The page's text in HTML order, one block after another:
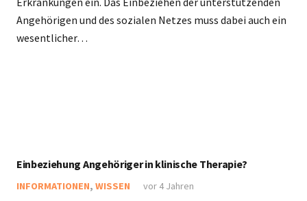
Angehörigen und des sozialen Netzes muss dabei auch ein
wesentlicher…
Einbeziehung Angehöriger in klinische Therapie?
INFORMATIONEN, WISSEN vor 4 Jahren